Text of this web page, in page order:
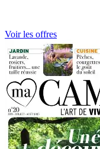
Voir les offres